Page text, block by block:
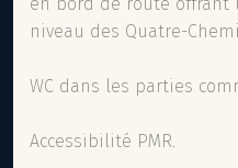
niveau des Quatre-
WC dans les parties
Accessibilité PMR.